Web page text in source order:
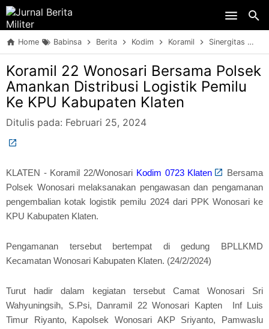
Home Babinsa Berita Kodim Koramil Sinergitas
Koramil 22 Wonosari Bersama Polsek
Amankan Distribusi Logistik Pemilu
Ke KPU Kabupaten Klaten
Ditulis pada: Februari 25, 2024
KLATEN - Koramil 22/Wonosari Kodim 0723 Klaten
Bersama
Polsek Wonosari melaksanakan pengawasan dan pengamanan
pengembalian kotak logistik pemilu 2024 dari PPK Wonosari ke
KPU Kabupaten Klaten.
Pengamanan tersebut bertempat di gedung BPLLKMD
Kecamatan Wonosari Kabupaten Klaten. (24/2/2024)
Turut hadir dalam kegiatan tersebut Camat Wonosari Sri
Wahyuningsih, S.Psi, Danramil 22 Wonosari Kapten Inf Luis
Timur Riyanto, Kapolsek Wonosari AKP Sriyanto, Pamwaslu